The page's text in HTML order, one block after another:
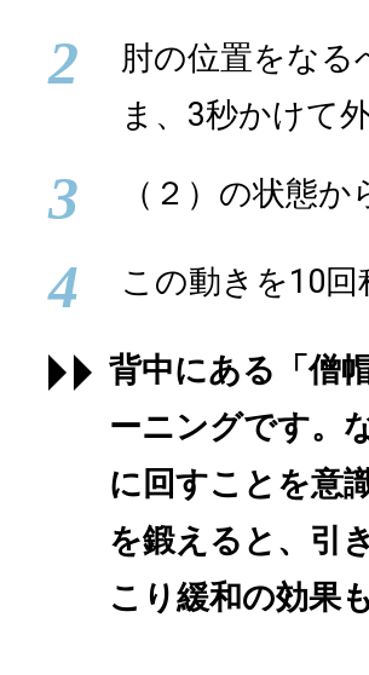
2
肘の位置をなる
ま、3秒かけて
3 （２）の状態
4 この動きを10
背中にある「僧
ーニングです。
に回すことを意
を鍛えると、引
こり緩和の効果